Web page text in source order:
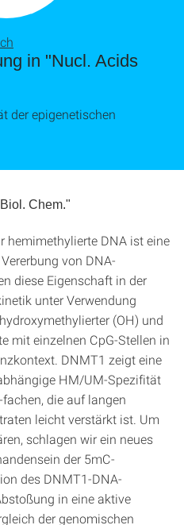
in "Nucl. Acids
der epigenetischen
Chem."
hemimethylierte DNA ist eine
von DNA-
diese Eigenschaft in der
unter Verwendung
(OH) und
mit einzelnen CpG-Stellen in
DNMT1 zeigt eine
HM/UM-Spezifität
die auf langen
leicht verstärkt ist. Um
schlagen wir ein neues
der 5mC-
des DNMT1-DNA-
in eine aktive
der genomischen